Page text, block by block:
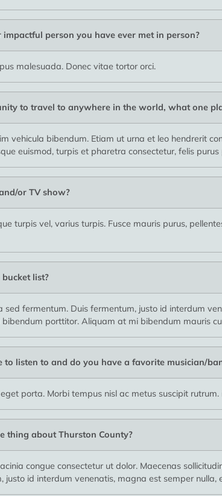
person you have ever met in person?
malesuada. Donec vitae tortor orci.
to travel to anywhere in the world, what one
vehicula bibendum. Etiam ut urna et leo hendrerit
euismod, turpis et pharetra consectetur, felis
or TV show?
turpis vel, varius turpis. Fusce mauris purus,
list?
fermentum. Duis fermentum, justo id interdum
porttitor. Aliquam at mi bibendum mauris
listen to and do you have a favorite musician/
porta. Morbi tempus nisl ac metus suscipit
thing about Thurston County?
congue consectetur ut dolor. Maecenas
justo id interdum venenatis, magna est semper nulla,